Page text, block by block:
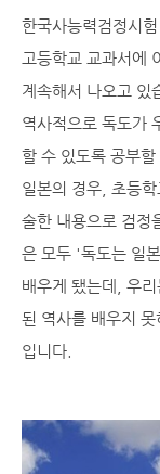
한국사능력검정시
고등학교 교과서에
계속해서 나오고 있
역사적으로 독도가
할 수 있도록 공부할
일본의 경우, 초등
술한 내용으로 검정
은 모두 '독도는 일
배우게 됐는데, 우
된 역사를 배우지
입니다.